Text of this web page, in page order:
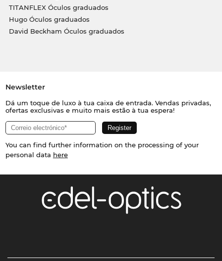
TITANFLEX Óculos graduados
Hugo Óculos graduados
David Beckham Óculos graduados
Newsletter
Dá um toque de luxo à tua caixa de entrada. Vendas privadas,
ofertas exclusivas e muito mais estão à tua espera!
You can find further information on the processing of your
personal data here